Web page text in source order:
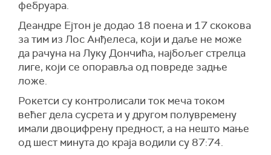
фебруара.
Деандре Ејтон је додао 18 поена и 17 скокова
за тим из Лос Анђелеса, који и даље не може
да рачуна на Луку Дончића, најбољег стрелца
лиге, који се опоравља од повреде задње
ложе.
Рокетси су контролисали ток меча током
већег дела сусрета и у другом полувремену
имали двоцифрену предност, а на нешто мање
од шест минута до краја водили су 87:74.